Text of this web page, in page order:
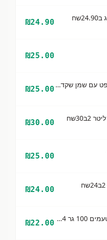
₪24.90
₪25.00
ניוואה תחליב רחצה סופט עם שמן שקדים 500 ₪25.00
₪30.00
₪25.00
₪24.00
איטליאנו מחית סמוזי טעמים 100 גר 4ב22שח ₪22.00